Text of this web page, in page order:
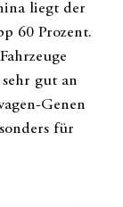
liegt der
60 Prozent.
gut an
Genen
für